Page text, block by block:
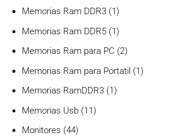
productos
Memorias Ram DDR3 11
producto
Memorias Ram DDR5 11
producto
Memorias Ram para PC 22
productos
Memorias Ram para Portatil 11
Memorias RamDDR3 11
Memorias Usb 1111
Monitores 4444